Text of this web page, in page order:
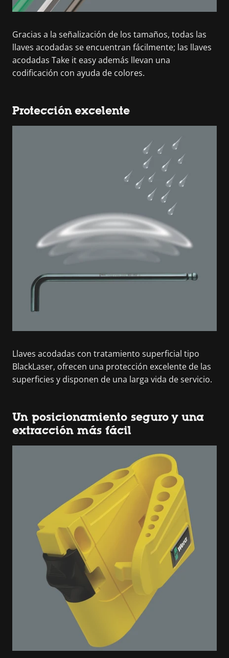
Gracias a la señalización de los tamaños, todas las
llaves acodadas se encuentran fácilmente; las llaves
acodadas Take it easy además llevan una
codificación con ayuda de colores.
Protección excelente
Llaves acodadas con tratamiento superficial tipo
BlackLaser, ofrecen una protección excelente de las
superficies y disponen de una larga vida de servicio.
Un posicionamiento seguro y una
extracción más fácil